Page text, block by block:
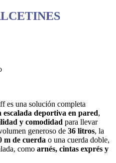
es una solución completa
escalada deportiva en pared,
y comodidad para llevar
generoso de 36 litros, la
m de cuerda o una cuerda doble,
como arnés, cintas exprés y